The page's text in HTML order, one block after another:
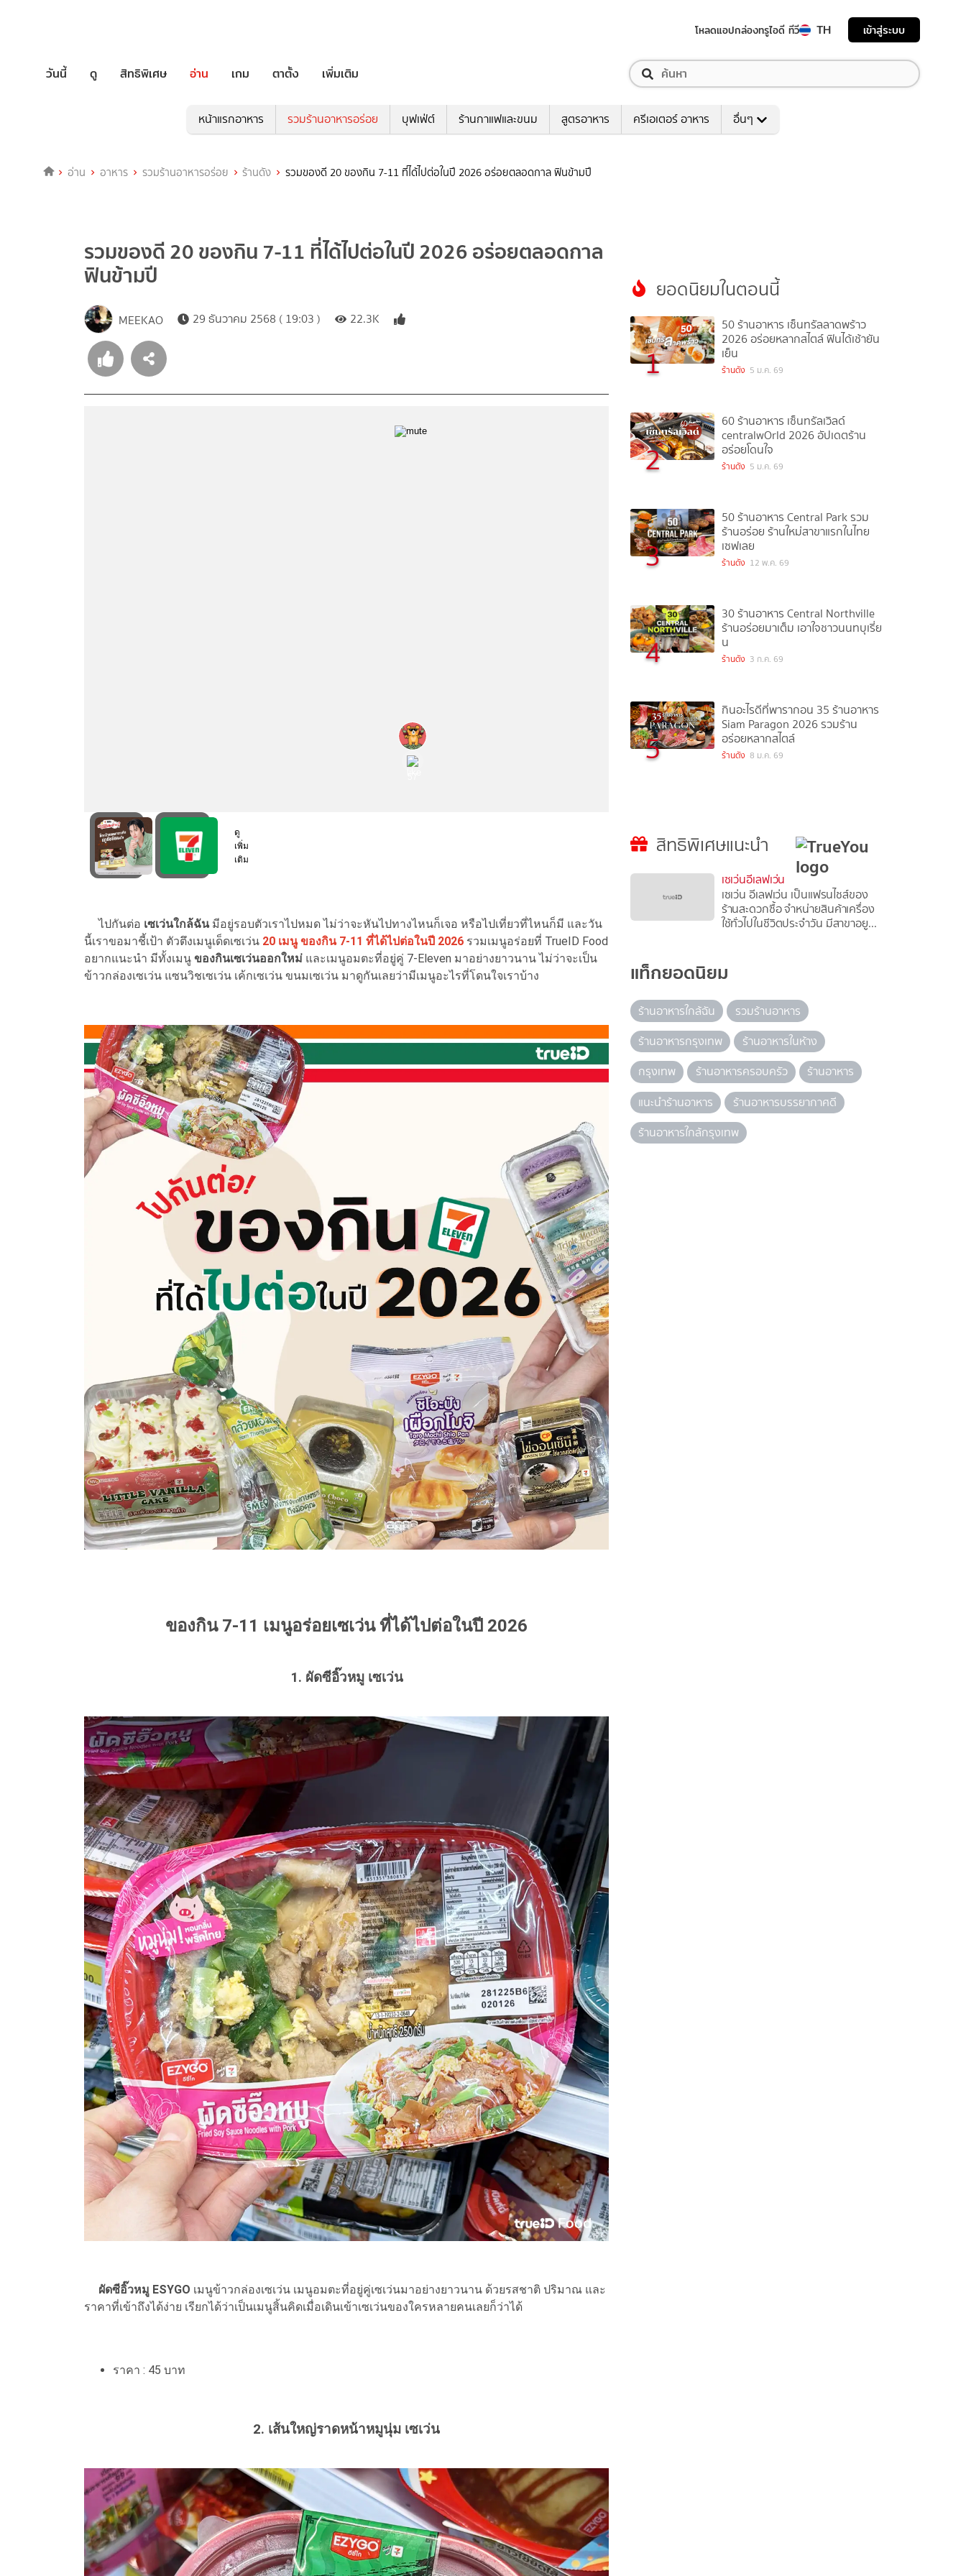
โหลดแอปกล่องทรูไอดี ทีวี TH เข้าสู่ระบบ
วันนี้ ดู สิทธิพิเศษ อ่าน เกม ตาตั้ง เพิ่มเติม
หน้าแรกอาหาร รวมร้านอาหารอร่อย บุฟเฟ่ต์ ร้านกาแฟและขนม สูตรอาหาร ครีเอเตอร์ อาหาร อื่นๆ
อ่าน อาหาร รวมร้านอาหารอร่อย ร้านดัง รวมของดี 20 ของกิน 7-11 ที่ได้ไปต่อในปี 2026 อร่อยตลอดกาล ฟินข้ามปี
รวมของดี 20 ของกิน 7-11 ที่ได้ไปต่อในปี 2026 อร่อยตลอดกาล
ฟินข้ามปี
MEEKAO 29 ธันวาคม 2568 ( 19:03 ) 22.3K
ไปกันต่อ เซเว่นใกล้ฉันมีอยู่รอบตัวเราไปหมด ไม่ว่าจะหันไปทางไหนก็เจอ หรือไปเที่ยวที่ไหนก็มี และวัน
นี้เราขอมาชี้เป้า ตัวตึงเมนูเด็ดเซเว่น 20 เมนู ของกิน 7-11 ที่ได้ไปต่อในปี 2026 รวมเมนูอร่อยที่ TrueID Food
อยากแนะนำ มีทั้งเมนู ของกินเซเว่นออกใหม่ และเมนูอมตะที่อยู่คู่ 7-Eleven มาอย่างยาวนาน ไม่ว่าจะเป็น
ข้าวกล่องเซเว่น แซนวิชเซเว่น เค้กเซเว่น ขนมเซเว่น มาดูกันเลยว่ามีเมนูอะไรที่โดนใจเราบ้าง
ของกิน 7-11 เมนูอร่อยเซเว่น ที่ได้ไปต่อในปี 2026
1. ผัดซีอิ๊วหมู เซเว่น
ผัดซีอิ๊วหมู ESYGO เมนูข้าวกล่องเซเว่น เมนูอมตะที่อยู่คู่เซเว่นมาอย่างยาวนาน ด้วยรสชาติ ปริมาณ และ
ราคาที่เข้าถึงได้ง่าย เรียกได้ว่าเป็นเมนูสิ้นคิดเมื่อเดินเข้าเซเว่นของใครหลายคนเลยก็ว่าได้
ราคา : 45 บาท
2. เส้นใหญ่ราดหน้าหมูนุ่ม เซเว่น
ยอดนิยมในตอนนี้
1
50 ร้านอาหาร เซ็นทรัลลาดพร้าว
2026 อร่อยหลากสไตล์ ฟินได้เช้ายัน
เย็น
ร้านดัง 5 ม.ค. 69
2
60 ร้านอาหาร เซ็นทรัลเวิลด์
centralwOrld 2026 อัปเดตร้าน
อร่อยโดนใจ
ร้านดัง 5 ม.ค. 69
3
50 ร้านอาหาร Central Park รวม
ร้านอร่อย ร้านใหม่สาขาแรกในไทย
เซฟเลย
ร้านดัง 12 พ.ค. 69
4
30 ร้านอาหาร Central Northville
ร้านอร่อยมาเต็ม เอาใจชาวนนทบุเรี่ย
น
ร้านดัง 3 ก.ค. 69
5
กินอะไรดีที่พารากอน 35 ร้านอาหาร
Siam Paragon 2026 รวมร้าน
อร่อยหลากสไตล์
ร้านดัง 8 ม.ค. 69
สิทธิพิเศษแนะนำ
เซเว่นอีเลฟเว่น
เซเว่น อีเลฟเว่น เป็นแฟรนไชส์ของ
ร้านสะดวกซื้อ จำหน่ายสินค้าเครื่อง
ใช้ทั่วไปในชีวิตประจำวัน มีสาขาอยู...
แท็กยอดนิยม
ร้านอาหารใกล้ฉัน
รวมร้านอาหาร
ร้านอาหารกรุงเทพ
ร้านอาหารในห้าง
กรุงเทพ
ร้านอาหารครอบครัว
ร้านอาหาร
แนะนำร้านอาหาร
ร้านอาหารบรรยากาศดี
ร้านอาหารใกล้กรุงเทพ